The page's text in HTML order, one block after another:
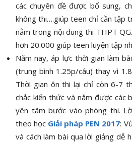
các chuyên đề được bổ sung,
không thi….giúp teen chỉ cần tập
nằm trong nội dung thi THPT
hơn 20.000 giúp teen luyện tập
Năm nay, áp lực thời gian làm
(trung bình 1.25p/câu) thay vì
Thời gian ôn thi lại chỉ còn 6-7
chắc kiến thức và nắm được các
yên tâm bước vào phòng thi.
theo học Giải pháp PEN 2017:
và cách làm bài qua lời giảng dễ